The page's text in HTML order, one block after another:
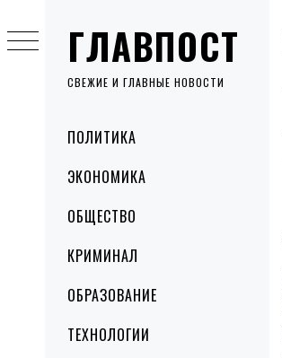
ГЛАВПОСТ
СВЕЖИЕ И ГЛАВНЫЕ НОВОСТИ
MenuПОЛИТИКА
ЭКОНОМИКА
ОБЩЕСТВО
КРИМИНАЛ
ОБРАЗОВАНИЕ
ТЕХНОЛОГИИ
to
content